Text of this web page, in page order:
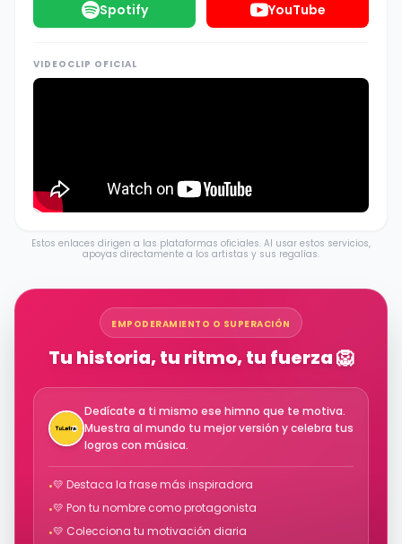
Spotify YouTube
VIDEOCLIP OFICIAL
Estos enlaces dirigen a las plataformas oficiales. Al usar estos servicios,
apoyas directamente a los artistas y sus regalías.
EMPODERAMIENTO O SUPERACIÓN
Tu historia, tu ritmo, tu fuerza 🦁
Dedícate a ti mismo ese himno que te motiva.
Muestra al mundo tu mejor versión y celebra tus
logros con música.
•💛 Destaca la frase más inspiradora
•💛 Pon tu nombre como protagonista
•💛 Colecciona tu motivación diaria